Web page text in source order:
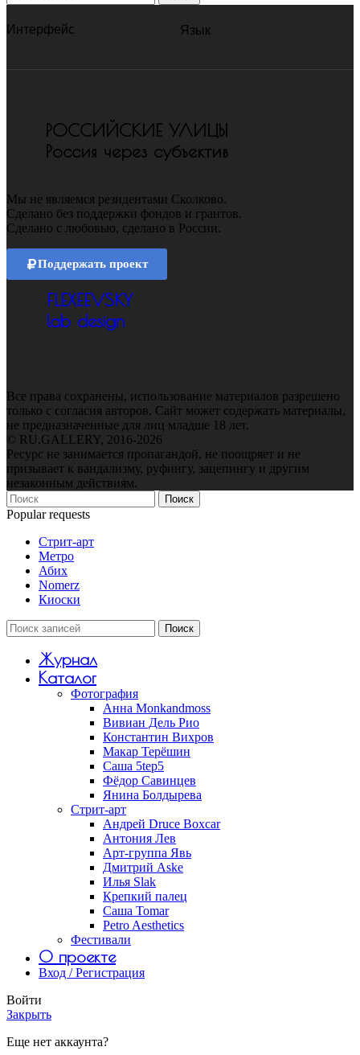
Интерфейс Язык
РОССИЙСКИЕ УЛИЦЫ
Россия через субъектив
Мы не являемся резидентами Сколково.
Сделано без поддержки фондов и грантов.
Сделано с любовью, сделано в России.
Поддержать проект
FLEXEEVSKY
lab design
Все права сохранены, использование материалов разрешено
только с согласия авторов. Сайт может содержать материалы,
не предназначенные для лиц младше 18 лет.
© RU.GALLERY, 2016-2026
Ресурс не занимается пропагандой, не поощряет и не
призывает к вандализму, руфингу, зацепингу и другим
незаконным действиям.
Поиск
Popular requests
Стрит-арт
Метро
Абих
Nomerz
Киоски
Поиск
Журнал
Каталог
Фотография
Анна Monkandmoss
Вивиан Дель Рио
Константин Вихров
Макар Терёшин
Саша 5tep5
Фёдор Савинцев
Янина Болдырева
Стрит-арт
Андрей Druce Boxcar
Антония Лев
Арт-группа Явь
Дмитрий Aske
Илья Slak
Крепкий палец
Саша Tomar
Petro Aesthetics
Фестивали
О проекте
Вход / Регистрация
Войти
Закрыть
Еще нет аккаунта?